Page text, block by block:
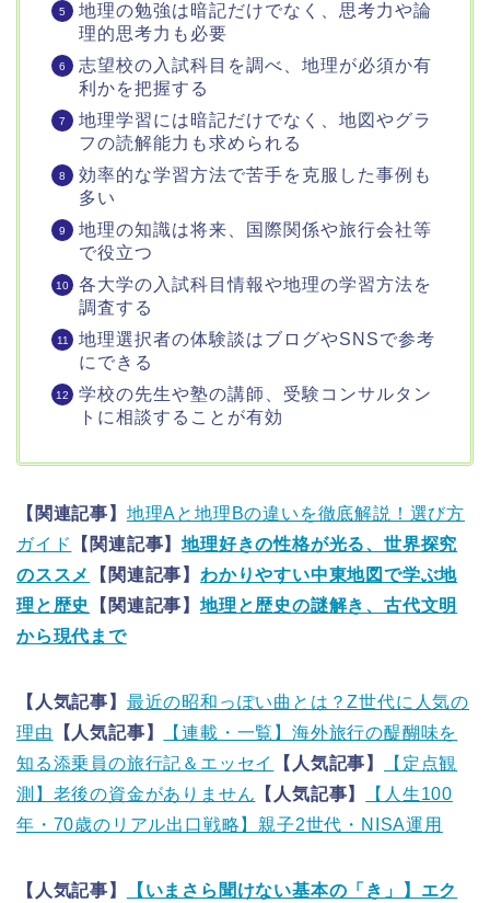
地理の勉強は暗記だけでなく、思考力や論
理的思考力も必要
志望校の入試科目を調べ、地理が必須か有
利かを把握する
地理学習には暗記だけでなく、地図やグラ
フの読解能力も求められる
効率的な学習方法で苦手を克服した事例も
多い
地理の知識は将来、国際関係や旅行会社等
で役立つ
各大学の入試科目情報や地理の学習方法を
調査する
地理選択者の体験談はブログやSNSで参考
にできる
学校の先生や塾の講師、受験コンサルタン
トに相談することが有効
【関連記事】 地理Aと地理Bの違いを徹底解説！選び方
ガイド
【関連記事】地理好きの性格が光る、世界探究
のススメ
【関連記事】わかりやすい中東地図で学ぶ地
理と歴史
【関連記事】地理と歴史の謎解き、古代文明
から現代まで
【人気記事】 最近の昭和っぽい曲とは？Z世代に人気の
理由 【人気記事】
【連載・一覧】海外旅行の醍醐味を
知る添乗員の旅行記＆エッセイ
【人気記事】
【定点観
測】老後の資金がありません 【人気記事】
【人生100
年・70歳のリアル出口戦略】親子2世代・NISA運用
【人気記事】 【いまさら聞けない基本の「き」】エク